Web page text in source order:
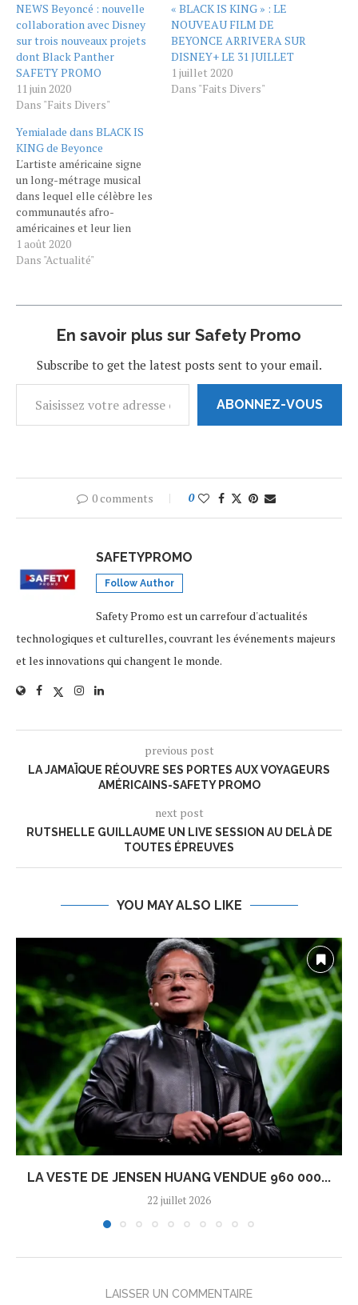
NEWS Beyoncé : nouvelle
collaboration avec Disney
sur trois nouveaux projets
dont Black Panther
SAFETY PROMO
11 juin 2020
Dans "Faits Divers"
« BLACK IS KING » : LE
NOUVEAU FILM DE
BEYONCE ARRIVERA SUR
DISNEY+ LE 31 JUILLET
1 juillet 2020
Dans "Faits Divers"
Yemialade dans BLACK IS
KING de Beyonce
L'artiste américaine signe
un long-métrage musical
dans lequel elle célèbre les
communautés afro-
américaines et leur lien
avec le continent africain.
C'était l'événement (pop)
a dévoilé Black is King, un
des fans de Beyoncé. La
la réalisation…
1 août 2020
Dans "Actualité"
En savoir plus sur Safety Promo
Subscribe to get the latest posts sent to your email.
ABONNEZ-VOUS
0 comments 0
SAFETYPROMO
Follow Author
Safety Promo est un carrefour d'actualités
technologiques et culturelles, couvrant les événements majeurs
et les innovations qui changent le monde.
previous post
LA JAMAÏQUE RÉOUVRE SES PORTES AUX VOYAGEURS
AMÉRICAINS-SAFETY PROMO
next post
RUTSHELLE GUILLAUME UN LIVE SESSION AU DELÀ DE
TOUTES ÉPREUVES
YOU MAY ALSO LIKE
LA VESTE DE JENSEN HUANG VENDUE 960 000...
22 juillet 2026
LAISSER UN COMMENTAIRE